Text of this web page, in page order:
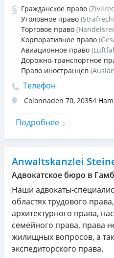
Гражданское право
Уголовное право
Торговое право
Корпоративное право
Авиационное право
Дорожно-транспортное
Право иностранцев
Телефон
Colonnaden 70, 20354
Подробнее
Anwaltskanzlei
Адвокатское бюро в
Наши адвокаты-
областях трудового
архитектурного права,
семейного права, права
жилищных вопросов, а
экспедиторского права.